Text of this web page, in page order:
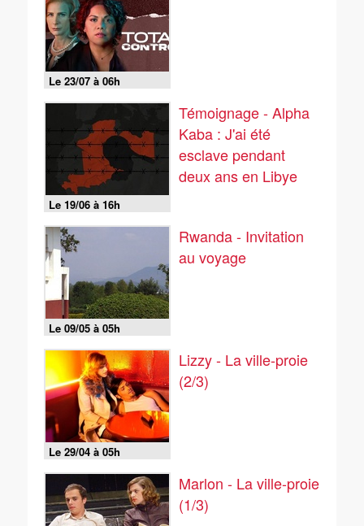
Le 23/07 à 06h
Le 19/06 à 16h
Témoignage - Alpha
Kaba : J'ai été
esclave pendant
deux ans en Libye
Le 09/05 à 05h
Rwanda - Invitation
au voyage
Le 29/04 à 05h
Lizzy - La ville-proie
(2/3)
Marlon - La ville-proie
(1/3)